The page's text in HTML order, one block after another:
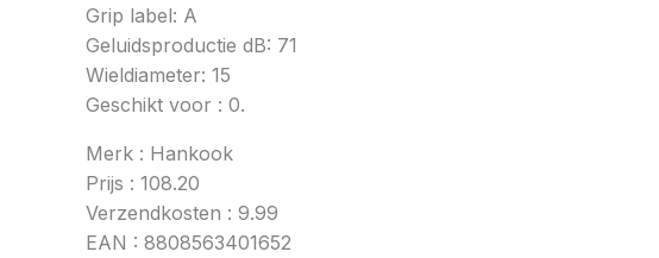
Grip label: A
Geluidsproductie dB: 71
Wieldiameter: 15
Geschikt voor : 0.
Merk : Hankook
Prijs : 108.20
Verzendkosten : 9.99
EAN : 8808563401652